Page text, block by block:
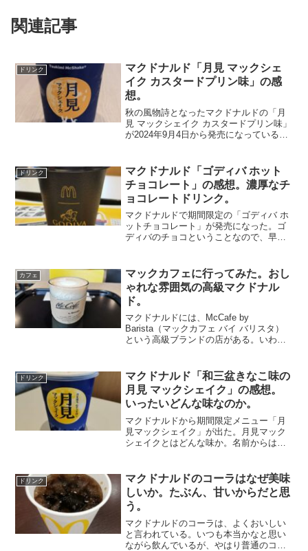
関連記事
ドリンク
マクドナルド「月見 マックシェ
イク カスタードプリン味」の感
想。
秋の風物詩となったマクドナルドの「月
見 マックシェイク カスタードプリン味」
が2024年9月4日から発売になっている。
と。フタを開けると月が出てきたような
イメージが広がる...
ドリンク
マクドナルド「ゴディバ ホット
チョコレート」の感想。濃厚なチ
ョコレートドリンク。
マクドナルドで期間限定の「ゴディバ ホ
ットチョコレート」が発売になった。ゴ
ディバのチョコということなので、早速
して、期待しながらフタをとってみる。
チョコレートがトッピン...
カフェ
マックカフェに行ってみた。おし
ゃれな雰囲気の高級マクドナル
ド。
マクドナルドには、McCafe by
Barista（マックカフェ バイ バリスタ）
という高級ブランドの店がある。いわゆ
イルの店舗になる。ふつうのマックとは
メニューも違...
ドリンク
マクドナルド「和三盆きなこ味の
月見 マックシェイク」の感想。
いったいどんな味なのか。
マクドナルドから期間限定メニュー「月
見マックシェイク」が出た。月見マック
シェイクとはどんな味か。名前からは想
わからない。蓋をとってみると、黄色い
月が出ているように見えな...
ドリンク
マクドナルドのコーラはなぜ美味
しいか。たぶん、甘いからだと思
う。
マクドナルドのコーラは、よくおいしい
と言われている。いつも本当かなと思い
ながら飲んでいるが、やはり普通のコー